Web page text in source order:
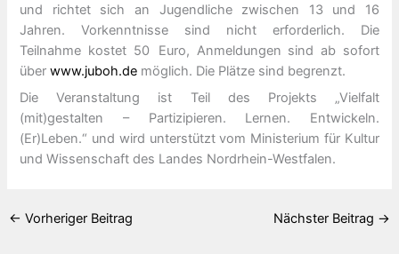
und richtet sich an Jugendliche zwischen 13 und 16
Jahren. Vorkenntnisse sind nicht erforderlich. Die
Teilnahme kostet 50 Euro, Anmeldungen sind ab sofort
überwww.juboh.de möglich. Die Plätze sind begrenzt.
Die Veranstaltung ist Teil des Projekts „Vielfalt
(mit)gestalten – Partizipieren. Lernen. Entwickeln.
(Er)Leben.“ und wird unterstützt vom Ministerium für Kultur
und Wissenschaft des Landes Nordrhein-Westfalen.
← Vorheriger Beitrag Nächster Beitrag →